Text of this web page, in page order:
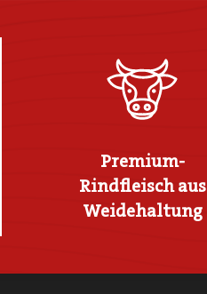
Premium-
Rindfleisch aus
Weidehaltung